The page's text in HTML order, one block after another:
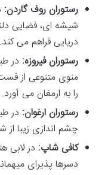
رستوران روف گاردن:
شیشه ای، فضایی
دریایی فراهم می کند.
رستوران فیروزه: در
منوی متنوعی از
را به ارمغان می آورد.
رستوران ارغوان: در
چشم اندازی زیبا
کافی شاپ: در لابی
دسرها پذیرای